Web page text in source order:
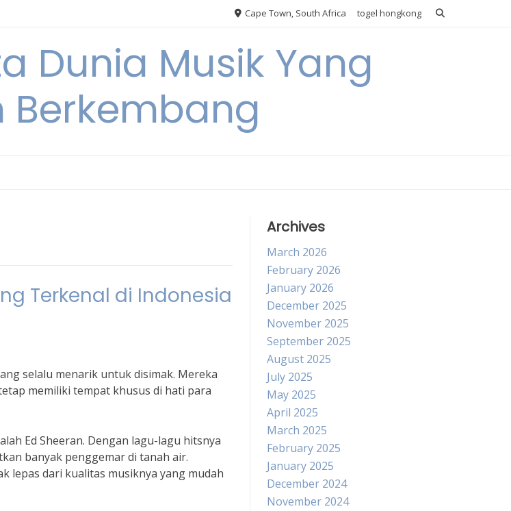
Cape Town, South Africa togel hongkong
Dunia Musik Yang
Berkembang
Terkenal di Indonesia
selalu menarik untuk disimak. Mereka
memiliki tempat khusus di hati para
Ed Sheeran. Dengan lagu-lagu hitsnya
banyak penggemar di tanah air.
lepas dari kualitas musiknya yang mudah
Archives
March 2026
February 2026
January 2026
December 2025
November 2025
September 2025
August 2025
July 2025
May 2025
April 2025
March 2025
February 2025
January 2025
December 2024
November 2024